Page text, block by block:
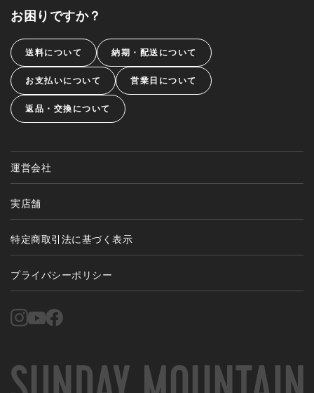
お困りですか？
送料について 納期・配送について
お支払いについて 営業日について
返品・交換について
運営会社
実店舗
特定商取引法に基づく表示
プライバシーポリシー